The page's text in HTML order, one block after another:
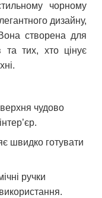
чорному
дизайну,
створена для
та тих, хто цінує
чудово
швидко готувати
ручки